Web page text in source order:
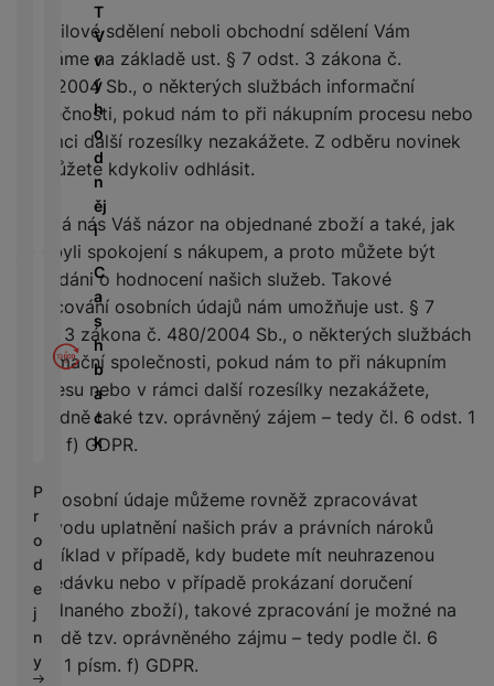
o
di
n
k
á
m
z
d
r
á
t
o
n
a
íj
e
č
h
d
i
k
y
a
S
D
d
k
y
S
S
d
k
ni
č
y
P
ří
l
u
n
s
t
v
í
p
o
l
e
d
n
c
e
t
o
ř
o
D
m
á
cí
p
o
tř
bi
č
e
C
y
é
h
o
d
i
y
T
V
v
ý
h
o
d
n
ěj
i
C
a
s
h
b
a
c
k
P
r
o
d
e
j
n
y
E-mailové sdělení neboli obchodní sdělení Vám
zasíláme na základě ust. § 7 odst. 3 zákona č.
480/2004 Sb., o některých službách informační
společnosti, pokud nám to při nákupním procesu nebo
v rámci další rozesílky nezakážete. Z odběru novinek
se můžete kdykoliv odhlásit.
Zajímá nás Váš názor na objednané zboží a také, jak
jste byli spokojení s nákupem, a proto můžete být
požádáni o hodnocení našich služeb. Takové
zpracování osobních údajů nám umožňuje ust. § 7
odst. 3 zákona č. 480/2004 Sb., o některých službách
informační společnosti, pokud nám to při nákupním
procesu nebo v rámci další rozesílky nezakážete,
případně také tzv. oprávněný zájem – tedy čl. 6 odst. 1
písm. f) GDPR.
Vaše osobní údaje můžeme rovněž zpracovávat
z důvodu uplatnění našich práv a právních nároků
(například v případě, kdy budete mít neuhrazenou
pohledávku nebo v případě prokázaní doručení
objednaného zboží), takové zpracování je možné na
základě tzv. oprávněného zájmu – tedy podle čl. 6
odst. 1 písm. f) GDPR.